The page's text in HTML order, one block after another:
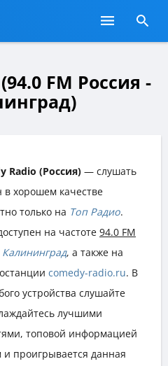
FM Россия -
Radio (Россия) — слушать
в хорошем качестве
только на Топ Радио.
на частоте 94.0 FM
Калининград, а также на
comedy-radio.ru. В
устройства слушайте
лучшими
топовой информацией
и проигрывается данная